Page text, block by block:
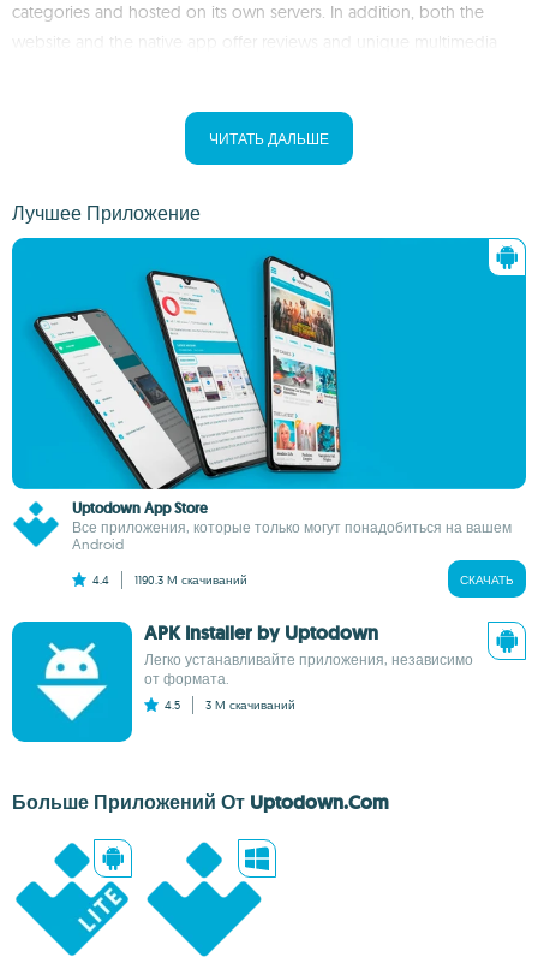
categories and hosted on its own servers. In addition, both the
website and the native app offer reviews and unique multimedia
to download apps on a platform available in 15 languages that can
be accessed from any web browser or device.
ЧИТАТЬ ДАЛЬШЕ
Лучшее Приложение
Uptodown App Store
Все приложения, которые только могут понадобиться на вашем
Android
4.4 1190.3 M скачиваний СКАЧАТЬ
APK Installer by Uptodown
Легко устанавливайте приложения, независимо
от формата.
4.5 3 M скачиваний
Больше Приложений От Uptodown.com